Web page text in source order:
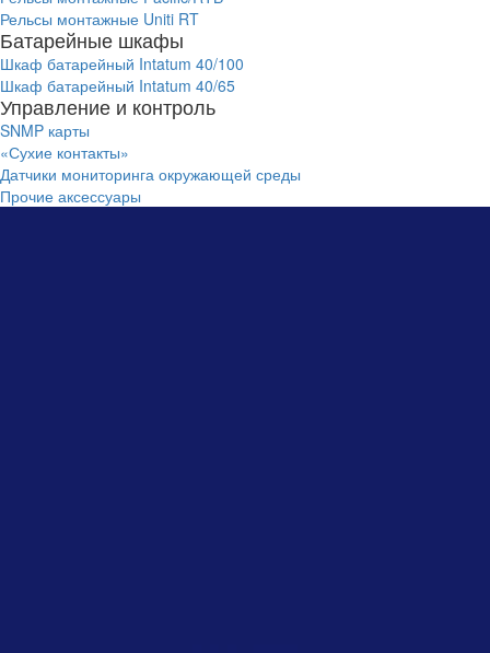
Рельсы монтажные Uniti RT
Батарейные шкафы
Шкаф батарейный Intatum 40/100
Шкаф батарейный Intatum 40/65
Управление и контроль
SNMP карты
«Сухие контакты»
Датчики мониторинга окружающей среды
Прочие аксессуары